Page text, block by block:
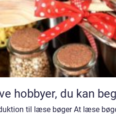
hobbyer, du kan
til læse bøger At læse